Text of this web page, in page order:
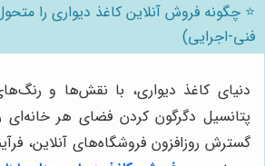
⭐️ چگونه فروش آنلاین کاغذ دیواری را
فنی-اجرایی)
دنیای کاغذ دیواری، با نقش‌ها و
پتانسیل دگرگون کردن فضای هر خانه‌ای
گسترش روزافزون فروشگاه‌های آنلاین،